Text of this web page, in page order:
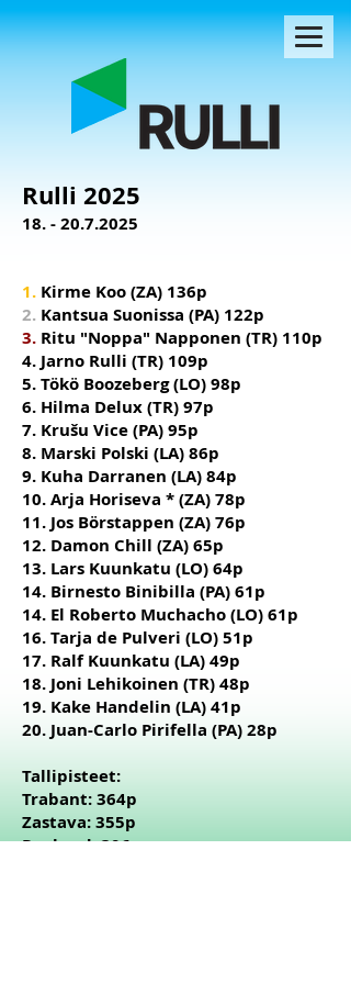
Rulli 2025
18. - 20.7.2025
1. Kirme Koo (ZA) 136p
2. Kantsua Suonissa (PA) 122p
3. Ritu "Noppa" Napponen (TR) 110p
4. Jarno Rulli (TR) 109p
5. Tökö Boozeberg (LO) 98p
6. Hilma Delux (TR) 97p
7. Krušu Vice (PA) 95p
8. Marski Polski (LA) 86p
9. Kuha Darranen (LA) 84p
10. Arja Horiseva * (ZA) 78p
11. Jos Börstappen (ZA) 76p
12. Damon Chill (ZA) 65p
13. Lars Kuunkatu (LO) 64p
14. Birnesto Binibilla (PA) 61p
14. El Roberto Muchacho (LO) 61p
16. Tarja de Pulveri (LO) 51p
17. Ralf Kuunkatu (LA) 49p
18. Joni Lehikoinen (TR) 48p
19. Kake Handelin (LA) 41p
20. Juan-Carlo Pirifella (PA) 28p
Tallipisteet:
Trabant: 364p
Zastava: 355p
Panhard: 306p